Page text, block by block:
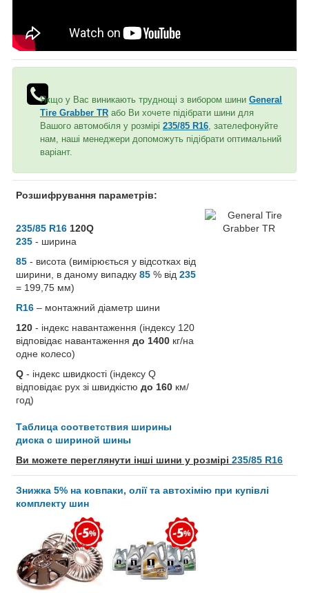
Якщо у Вас виникають труднощі з вибором шини General
Tire Grabber TR або Ви хочете підібрати шини для
Вашого автомобіля у розмірі 235/85 R16 , зателефонуйте
нам, наші менеджери допоможуть підібрати оптимальний
варіант.
Розшифрування параметрів:
235/85 R16 120Q
235 - ширина
85 - висота (вимірюється у відсотках від
ширини, в даному випадку 85 % від 235
= 199,75 мм)
R16 – монтажний діаметр шини
120 - індекс навантаження (індексу 120
відповідає навантаження до 1400 кг/на
одне колесо)
Q - індекс швидкості (індексу Q
відповідає рух зі швидкістю до 160 км/
год)
Таблица соответствия ширины
диска с шириной шины
Ви можете переглянути інші шини у розмірі 235/85 R16
Знижка 5% на ковпаки, олії та автохімію при купівлі
комплекту шин